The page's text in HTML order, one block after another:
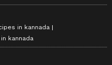
in kannada
kannada